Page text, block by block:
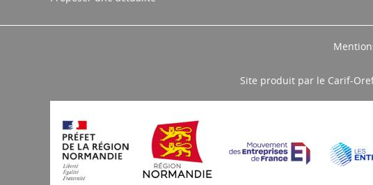
Site produit par le Carif-